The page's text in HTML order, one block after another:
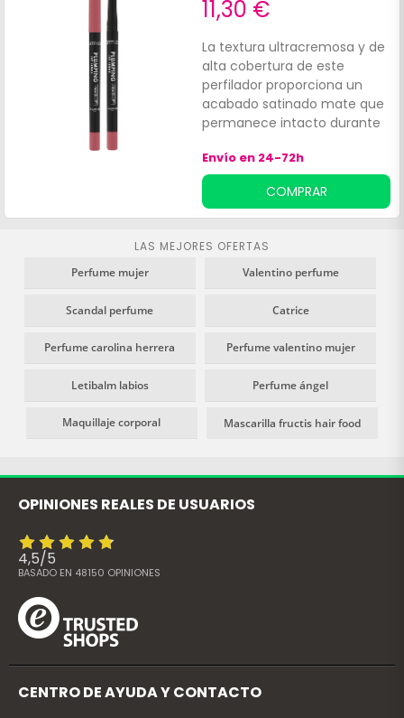
11,30 €
La textura ultracremosa y de
alta cobertura de este
perfilador proporciona un
acabado satinado mate que
permanece intacto durante
los roces. Entre sus beneficios
destacan:Capacidad para
rellenar ópticamente los
labios.
Envío en 24-72h
COMPRAR
LAS MEJORES OFERTAS
Perfume mujer
Valentino perfume
Scandal perfume Catrice
Perfume carolina herrera Perfume valentino mujer
Letibalm labios Perfume ángel
Maquillaje corporal Mascarilla fructis hair food
OPINIONES REALES DE USUARIOS
4,5/5
BASADO EN 48150 OPINIONES
CENTRO DE AYUDA Y CONTACTO